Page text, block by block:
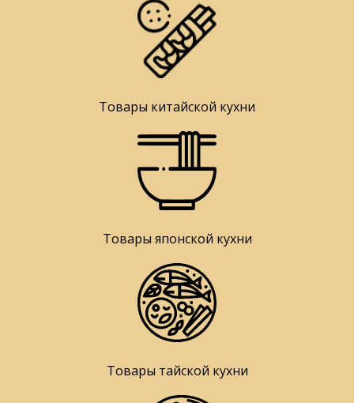
Товары китайской кухни
Товары японской кухни
Товары тайской кухни